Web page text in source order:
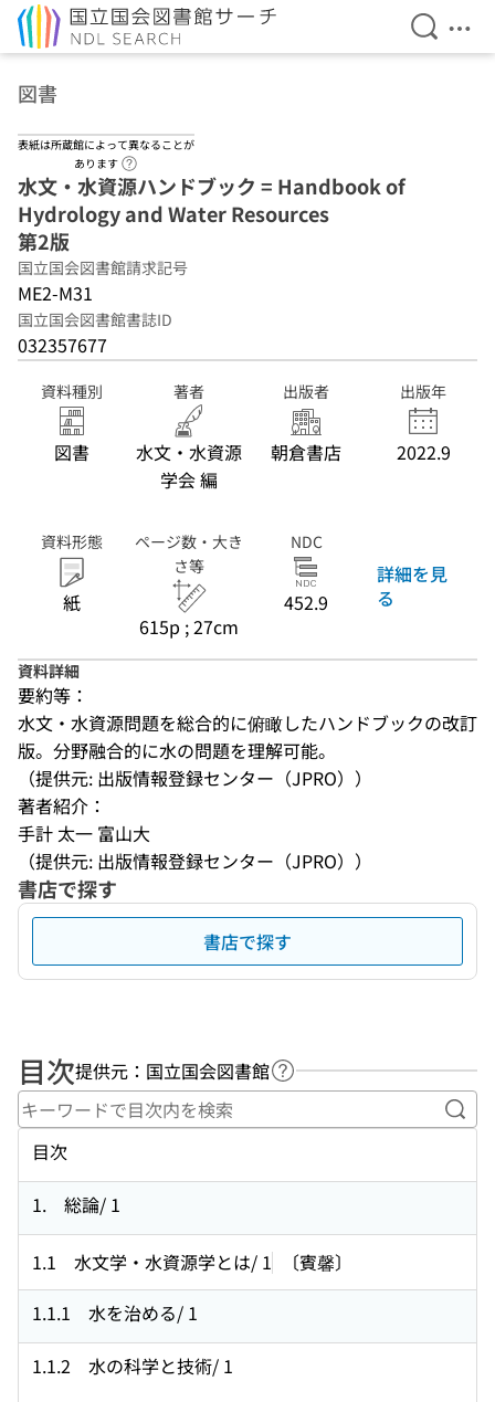
検索を
メ
図書
表紙は所蔵館によって異なることが
あります
水文・水資源ハンドブック = Handbook of
Hydrology and Water Resources
第2版
国立国会図書館請求記号
ME2-M31
国立国会図書館書誌ID
032357677
資料種別
図書
著者
水文・水資源
学会 編
出版者
朝倉書店
出版年
2022.9
資料形態
紙
ページ数・大き
さ等
615p ; 27cm
NDC
452.9
詳細を見
る
資料詳細
要約等：
水文・水資源問題を総合的に俯瞰したハンドブックの改訂
版。分野融合的に水の問題を理解可能。
（提供元: 出版情報登録センター（JPRO））
著者紹介：
手計 太一 富山大
（提供元: 出版情報登録センター（JPRO））
書店で探す
書店で探す
目次提供元：国立国会図書館 ヘルプページへのリンク
キ
目次
1. 総論/ 1
1.1 水文学・水資源学とは/ 1
〔賓馨〕
1.1.1 水を治める/ 1
1.1.2 水の科学と技術/ 1